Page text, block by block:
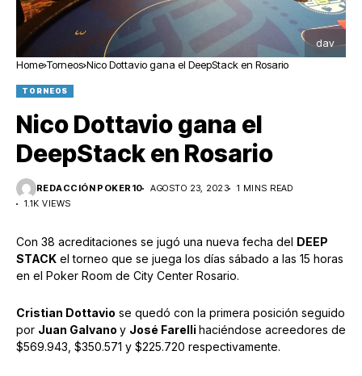
dav
Home Torneos Nico Dottavio gana el DeepStack en Rosario
TORNEOS
Nico Dottavio gana el
DeepStack en Rosario
REDACCIÓN POKER10 AGOSTO 23, 2023
1 MINS READ
1.1K VIEWS
Con 38 acreditaciones se jugó una nueva fecha del DEEP
STACK el torneo que se juega los días sábado a las 15 horas
en el Poker Room de City Center Rosario.
Cristian Dottavio se quedó con la primera posición seguido
por Juan Galvano y José Farelli haciéndose acreedores de
$569.943, $350.571 y $225.720 respectivamente.